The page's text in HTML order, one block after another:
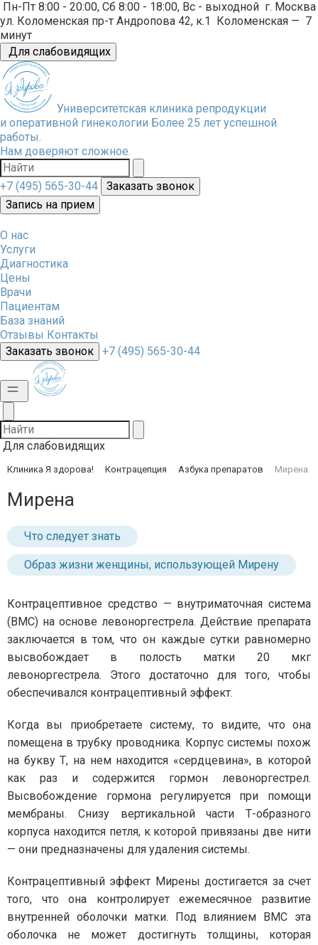
Пн-Пт 8:00 - 20:00, Сб 8:00 - 18:00, Вс - выходной г. Москва
ул. Коломенская пр-т Андропова 42, к.1 Коломенская — 7
минут
Для слабовидящих
Университетская клиника репродукции
и оперативной гинекологии Более 25 лет успешной
работы.
Нам доверяют сложное.
+7 (495) 565-30-44
Заказать звонок
Запись на прием
О нас
Услуги
Диагностика
Цены
Врачи
Пациентам
База знаний
Отзывы Контакты
Заказать звонок
+7 (495) 565-30-44
Для слабовидящих
Клиника Я здорова! Контрацепция Азбука препаратов Мирена
Мирена
Что следует знать
Образ жизни женщины, использующей Мирену
Контрацептивное средство — внутриматочная система
(ВМС) на основе левоноргестрела. Действие препарата
заключается в том, что он каждые сутки равномерно
высвобождает в полость матки 20 мкг
левоноргестрела. Этого достаточно для того, чтобы
обеспечивался контрацептивный эффект.
Когда вы приобретаете систему, то видите, что она
помещена в трубку проводника. Корпус системы похож
на букву Т, на нем находится «сердцевина», в которой
как раз и содержится гормон левоноргестрел.
Высвобождение гормона регулируется при помощи
мембраны. Снизу вертикальной части Т-образного
корпуса находится петля, к которой привязаны две нити
— они предназначены для удаления системы.
Контрацептивный эффект Мирены достигается за счет
того, что она контролирует ежемесячное развитие
внутренней оболочки матки. Под влиянием ВМС эта
оболочка не может достигнуть толщины, которая